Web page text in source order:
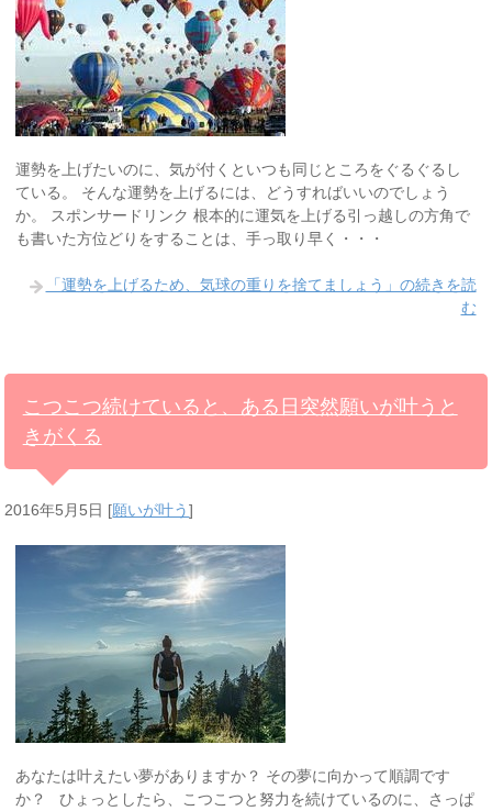
運勢を上げたいのに、気が付くといつも同じところをぐるぐるし
ている。 そんな運勢を上げるには、どうすればいいのでしょう
か。 スポンサードリンク 根本的に運気を上げる引っ越しの方角で
も書いた方位どりをすることは、手っ取り早く・・・
「運勢を上げるため、気球の重りを捨てましょう」の続きを読
む
こつこつ続けていると、ある日突然願いが叶うと
きがくる
2016年5月5日 [願いが叶う]
あなたは叶えたい夢がありますか？ その夢に向かって順調です
か？ ひょっとしたら、こつこつと努力を続けているのに、さっぱ